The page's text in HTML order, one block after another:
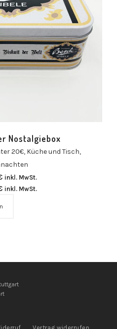
Nostalgiebox
20€, Küche und Tisch,
inkl. MwSt.
inkl. MwSt.